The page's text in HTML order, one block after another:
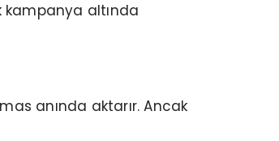
kampanya altında
anında aktarır. Ancak